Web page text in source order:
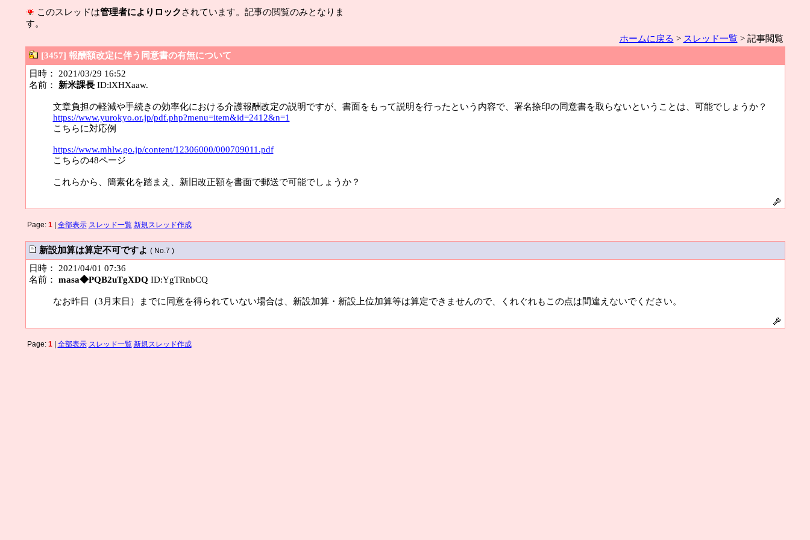
このスレッドは管理者によりロック されています。記事の閲覧のみとなりま
す。
ホームに戻る > スレッド一覧> 記事閲覧
[3457] 報酬額改定に伴う同意書の有無について
日時： 2021/03/29 16:52
名前： 新米課長ID:lXHXaaw.
文章負担の軽減や手続きの効率化における介護報酬改定の説明ですが、書面をもって説明を行ったという内容で、署名捺印の同意書を取らないということは、可能でしょうか？
https://www.yurokyo.or.jp/pdf.php?menu=item&id=2412&n=1
こちらに対応例
https://www.mhlw.go.jp/content/12306000/000709011.pdf
こちらの48ページ
これらから、簡素化を踏まえ、新旧改正額を書面で郵送で可能でしょうか？
Page: 1| 全部表示 スレッド一覧 新規スレッド作成
新設加算は算定不可ですよ ( No.7 )
日時： 2021/04/01 07:36
名前： masa◆PQB2uTgXDQ ID:YgTRnbCQ
なお昨日（3月末日）までに同意を得られていない場合は、新設加算・新設上位加算等は算定できませんので、くれぐれもこの点は間違えないでください。
Page: 1| 全部表示 スレッド一覧 新規スレッド作成